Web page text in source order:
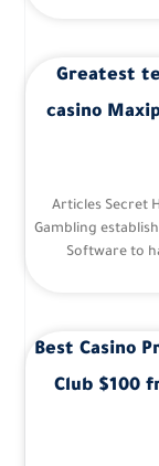
Greatest
casino
Articles Secret
Gambling
Software to
Best Casino
Club $100